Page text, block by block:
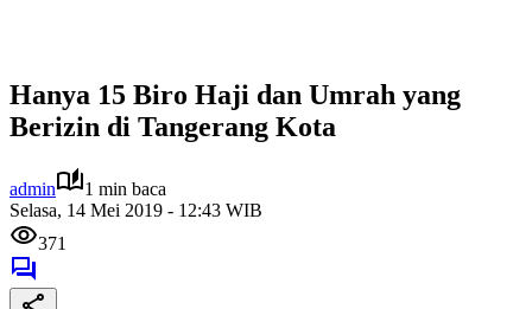
Hanya 15 Biro Haji dan Umrah yang
Berizin di Tangerang Kota
admin
1 min baca
Selasa, 14 Mei 2019 - 12:43 WIB
371